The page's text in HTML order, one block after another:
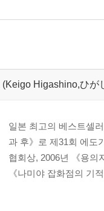
(Keigo Higashino,ひが
일본 최고의 베스트셀
과 후》로 제31회 에도
협회상, 2006년 《용의
《나미야 잡화점의 기